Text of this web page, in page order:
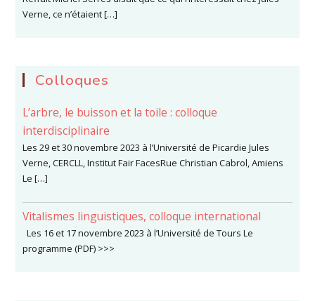
Verne, ce n’étaient […]
Colloques
L’arbre, le buisson et la toile : colloque
interdisciplinaire
Les 29 et 30 novembre 2023 à l’Université de Picardie Jules
Verne, CERCLL, Institut Fair FacesRue Christian Cabrol, Amiens
Le […]
Vitalismes linguistiques, colloque international
Les 16 et 17 novembre 2023 à l’Université de Tours Le
programme (PDF) >>>